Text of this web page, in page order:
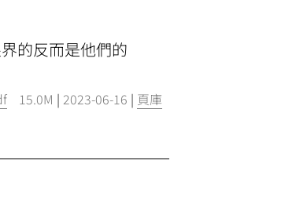
的反而是他們的
15.0M |2023-06-16 | 頁庫